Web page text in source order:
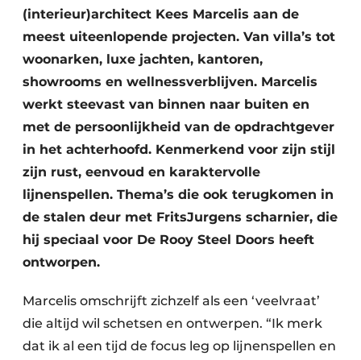
(interieur)architect Kees Marcelis aan de
meest uiteenlopende projecten. Van villa’s tot
woonarken, luxe jachten, kantoren,
showrooms en wellnessverblijven. Marcelis
werkt steevast van binnen naar buiten en
met de persoonlijkheid van de opdrachtgever
in het achterhoofd. Kenmerkend voor zijn stijl
zijn rust, eenvoud en karaktervolle
lijnenspellen. Thema’s die ook terugkomen in
de stalen deur met FritsJurgens scharnier, die
hij speciaal voor De Rooy Steel Doors heeft
ontworpen.
Marcelis omschrijft zichzelf als een ‘veelvraat’
die altijd wil schetsen en ontwerpen. “Ik merk
dat ik al een tijd de focus leg op lijnenspellen en